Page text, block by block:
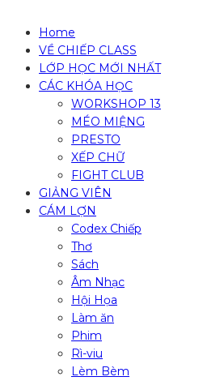
Home
VỀ CHIẾP CLASS
LỚP HỌC MỚI NHẤT
CÁC KHÓA HỌC
WORKSHOP 13
MÉO MIỆNG
PRESTO
XẾP CHỮ
FIGHT CLUB
GIẢNG VIÊN
CÁM LỢN
Codex Chiếp
Thơ
Sách
Âm Nhạc
Hội Họa
Làm ăn
Phim
Rì-viu
Lèm Bèm